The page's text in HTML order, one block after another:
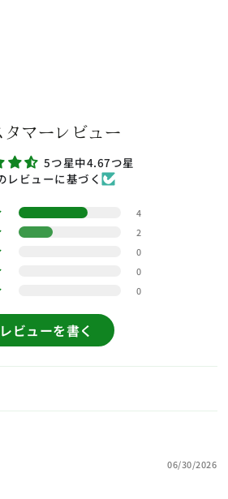
タマーレビュー
5つ星中4.67つ星
レビューに基づく
4
2
0
0
0
レビューを書く
06/30/2026